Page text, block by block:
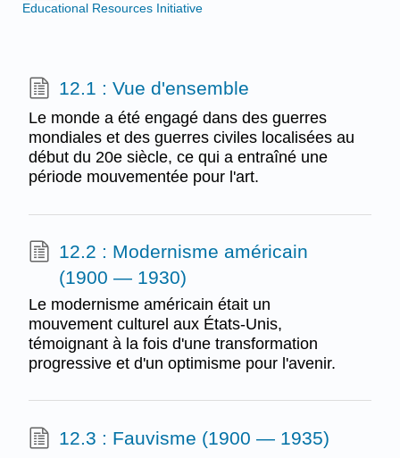
Educational Resources Initiative
12.1 : Vue d'ensemble
Le monde a été engagé dans des guerres
mondiales et des guerres civiles localisées au
début du 20e siècle, ce qui a entraîné une
période mouvementée pour l'art.
12.2 : Modernisme américain
(1900 — 1930)
Le modernisme américain était un
mouvement culturel aux États-Unis,
témoignant à la fois d'une transformation
progressive et d'un optimisme pour l'avenir.
12.3 : Fauvisme (1900 — 1935)